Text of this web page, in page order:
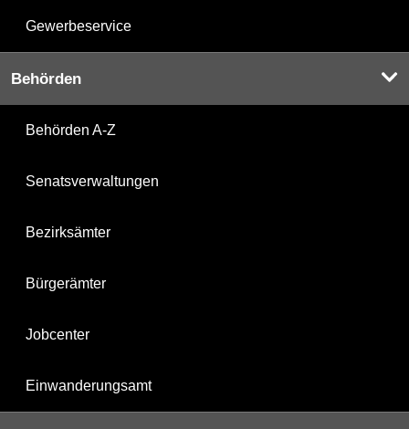
Gewerbeservice
Behörden
Behörden A-Z
Senatsverwaltungen
Bezirksämter
Bürgerämter
Jobcenter
Einwanderungsamt